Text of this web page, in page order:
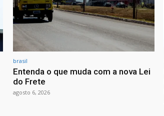
brasil
Entenda o que muda com a nova Lei
do Frete
agosto 6, 2026